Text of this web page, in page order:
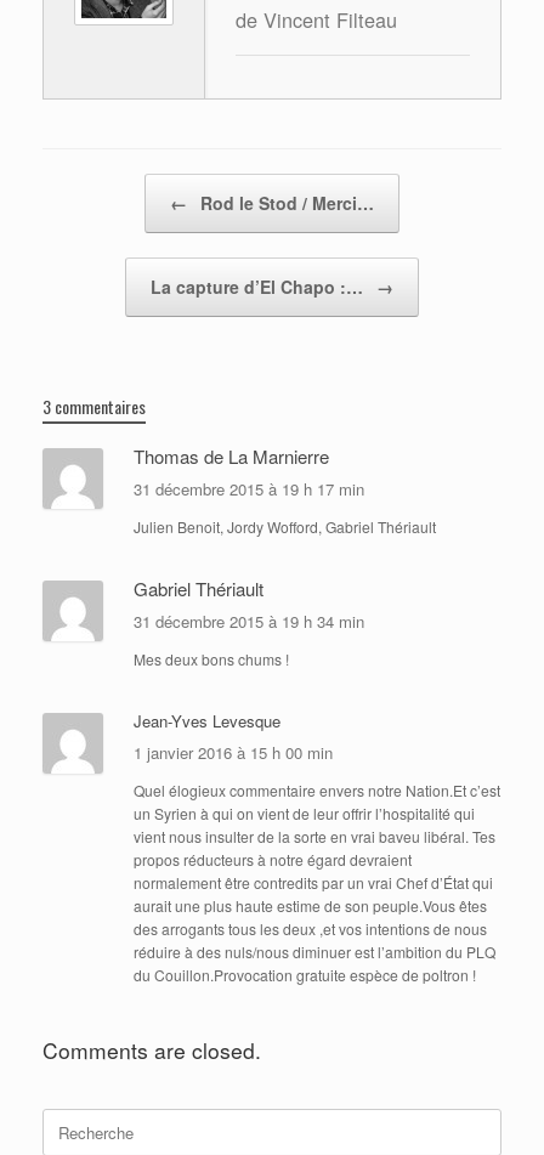
de Vincent Filteau
← Rod le Stod / Merci…
La capture d’El Chapo :… →
3 commentaires
Thomas de La Marnierre
31 décembre 2015 à 19 h 17 min
Julien Benoit, Jordy Wofford, Gabriel Thériault
Gabriel Thériault
31 décembre 2015 à 19 h 34 min
Mes deux bons chums !
Jean-Yves Levesque
1 janvier 2016 à 15 h 00 min
Quel élogieux commentaire envers notre Nation.Et c’est
un Syrien à qui on vient de leur offrir l’hospitalité qui
vient nous insulter de la sorte en vrai baveu libéral. Tes
propos réducteurs à notre égard devraient
normalement être contredits par un vrai Chef d’État qui
aurait une plus haute estime de son peuple.Vous êtes
des arrogants tous les deux ,et vos intentions de nous
réduire à des nuls/nous diminuer est l’ambition du PLQ
du Couillon.Provocation gratuite espèce de poltron !
Comments are closed.
Search
for: